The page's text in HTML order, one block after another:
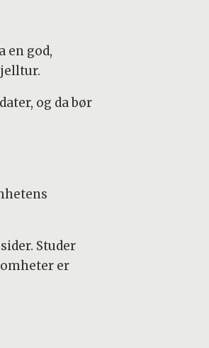
en god,
og da bør
Studer
er